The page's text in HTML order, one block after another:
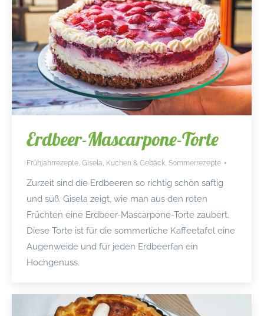
Erdbeer-Mascarpone-Torte
Frühjahrrezepte Gisela Kuchen & Gebäck Sommerrezepte
Zurzeit sind die Erdbeeren so richtig schön saftig
und süß. Gisela zeigt, wie man aus den roten
Früchten eine Erdbeer-Mascarpone-Torte zaubert.
Diese Torte ist für die sommerliche Kaffeetafel eine
Augenweide und für jeden Erdbeerfan ein
Hochgenuss.